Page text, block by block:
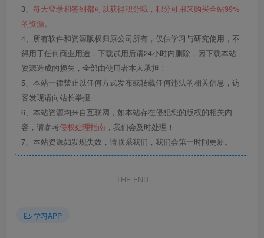
3、 每天登录和签到都可以获得积分哦，积分可用来购买全站99%
的资源。
4、所有软件和资源版权归原公司所有，仅供学习与研究使用，不
得用于任何商业用途，下载试用后请24小时内删除，因下载本站
资源造成的损失，全部由使用者本人承担！
5、本站一律禁止以任何方式发布或转载任何违法的相关信息，访
客发现请向站长举报
6、本站资源均来自互联网，如本站存在侵犯您的版权的相关内
容，请参考侵权处理指南 ，我们会及时处理！
7、本站资源如发现失效，请联系我们，我们会第一时间更新。
THE END
学习APP